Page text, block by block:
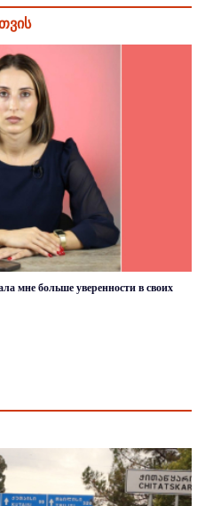
мне больше уверенности в своих